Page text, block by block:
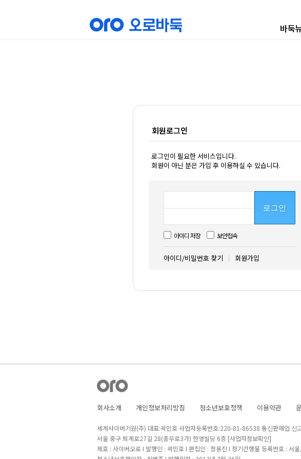
바둑
회원로그인
로그인이 필요한 서비스입니다.
회원이 아닌 분은 가입 후 이용하실 수 있습니다.
로그인
아이디 저장 보안접속
아이디/비밀번호 찾기 회원가입
회사소개 개인정보처리방침 청소년보호정책 이용약관
세계사이버기원(주) 대표:곽민호 사업자등록번호:220-81-86538 통신판매업
서울 중구 퇴계로27길 28(충무로3가) 한영빌딩 6층 [사업자정보확인]
제호 : 사이버오로 I 발행인 : 곽민호 I 편집인 : 정용진 I 정기간행물 등록번호 : 서